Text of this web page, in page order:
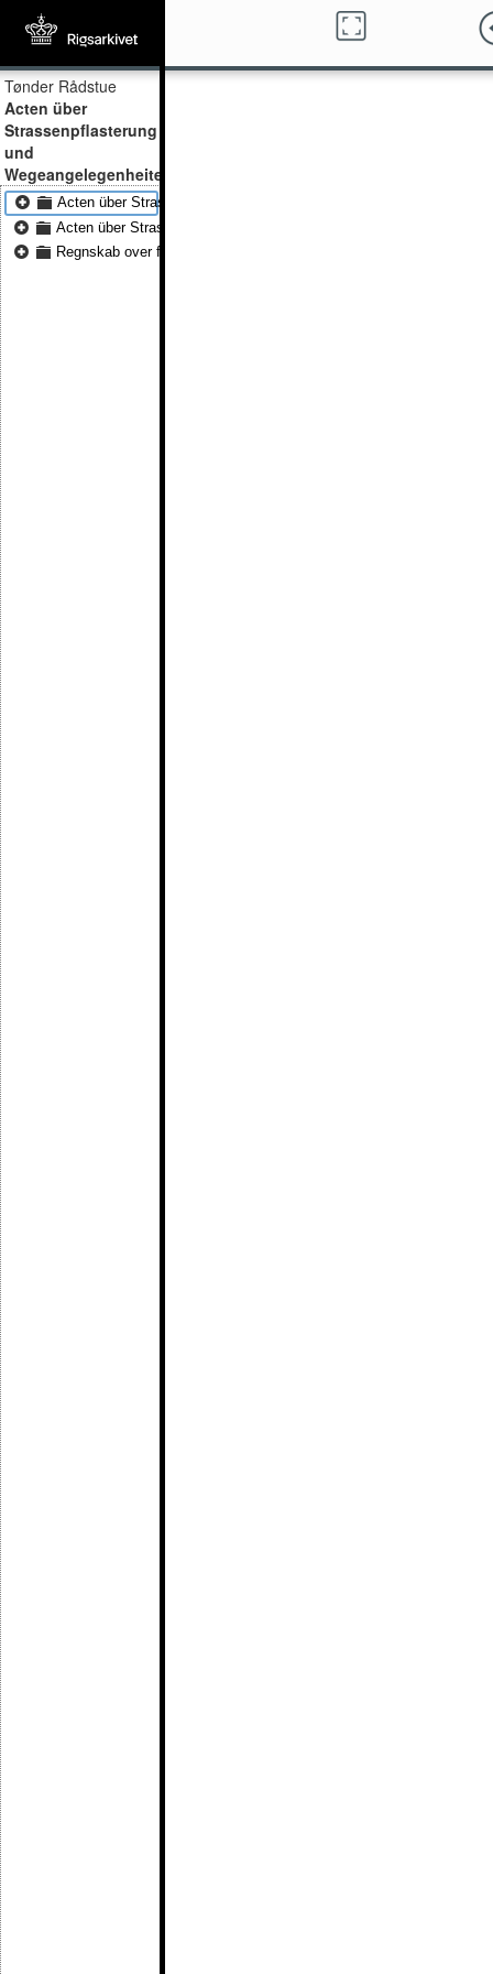
Tønder Rådstue
Acten über
Strassenpflasterung
und
Wegeangelegenheiten
Acten über Strassenbepflasterung und Wegeangelegenheiten
Acten über Strassenbepflasterung und Wegeangelegenheiten 1838
Regnskab over fru Chrestine Angels testamentariske gave til